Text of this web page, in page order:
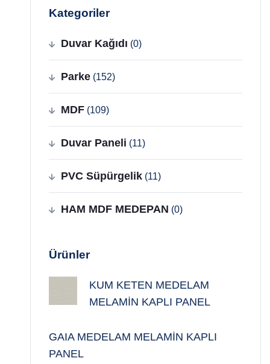
Kategoriler
Duvar Kağıdı (0)
Parke (152)
MDF (109)
Duvar Paneli (11)
PVC Süpürgelik (11)
HAM MDF MEDEPAN (0)
Ürünler
KUM KETEN MEDELAM
MELAMİN KAPLI PANEL
GAIA MEDELAM MELAMİN KAPLI
PANEL